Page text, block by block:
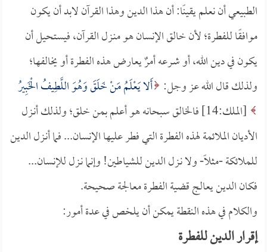
الطبيعي أن نعلم يقينًا: أن هذا الدين وهذا القرآن لابد أن يكون
موافقًا للفطرة؛ لأن خالق الإنسان هو منـزل القرآن، فيستحيل أن
يكون في دين الله، أو شـرعه أمرٌ يعارض هذه الفطرة أو يخالفها؛
ولذلك قال الله عز وجل: أَلا يَعْلَمُ مَنْ خَلَقَ وَهُوَ اللَّطِيفُ الْخَبِيرُ
[الملك:14] فالخالق سبحانه هو أعلم بمن خلق؛ ولذلك أنـزل
الأديان الملائمة لهذه الفطرة التي فطر عليها الإنسان... فما أنـزل الدين
للملائكة -مثلاً- ولا نـزل الدين للشياطين! وإنما نـزل للإنسان...
فكان الدين يعالج قضية الفطرة معالجة صحيحة.
والكلام في هذه النقطة يمكن أن يلخص في عدة أمور:
إقرار الدين للفطرة